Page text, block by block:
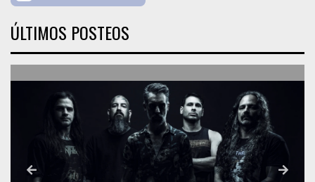
ÚLTIMOS POSTEOS